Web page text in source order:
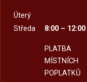
Úterý
Středa
8:00 – 12:00
PLATBA
MÍSTNÍCH
POPLATKŮ